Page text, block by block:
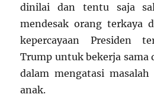
dinilai dan tentu saja
mendesak orang terkaya
kepercayaan Presiden
Trump untuk bekerja sama
dalam mengatasi masalah
anak.